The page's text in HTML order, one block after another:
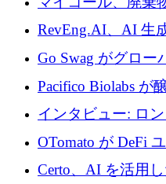
に400万ポンドを投
RevEng.AI、AI 生
確保するために
Go Swag がグロー
ムを拡大するため
Pacifico Biolabs が
質生産に転換する
インタビュー: ロ
ーン Tide の CEO
OTomato が DeFi
インテリジェンス
Certo、AI を活用